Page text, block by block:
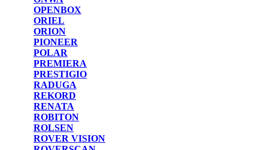
OPENBOX
ORIEL
ORION
PIONEER
POLAR
PREMIERA
PRESTIGIO
RADUGA
REKORD
RENATA
ROBITON
ROLSEN
ROVER VISION